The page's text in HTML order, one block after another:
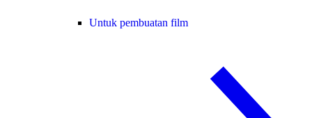
Untuk pembuatan film